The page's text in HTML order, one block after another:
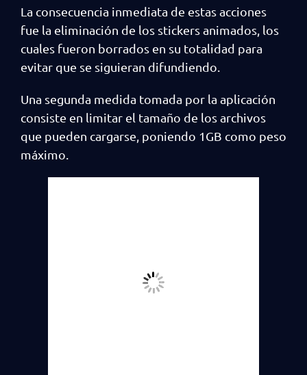
La consecuencia inmediata de estas acciones
fue la eliminación de los stickers animados, los
cuales fueron borrados en su totalidad para
evitar que se siguieran difundiendo.
Una segunda medida tomada por la aplicación
consiste en limitar el tamaño de los archivos
que pueden cargarse, poniendo 1GB como peso
máximo.